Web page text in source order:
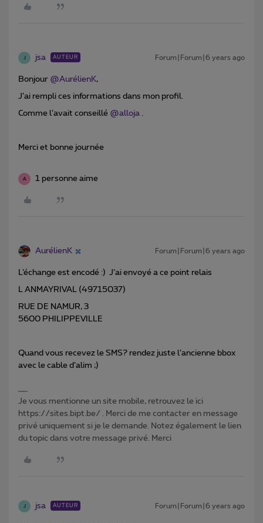
jsa AUTEUR Forum|Forum|6 years ago
Bonjour @AurélienK,
J’ai rempli ces informations dans mon profil.
Comme l’avait conseillé @alloja .
Merci et bonne journée
A 1 personne aime
AurélienK Forum|Forum|6 years ago
L’échange est encodé :) J’ai envoyé a ce point relais
L ANMAYRIVAL (49715037)
RUE DE NAMUR, 3
5600 PHILIPPEVILLE
Quand vous recevez le SMS? rendez juste l’ancienne bbox
avec le cable d’alim ;)
Je vous mentionne un site mobile, retrouvez le ici
https://sites.bipt.be/ . Merci de me contacter en message
privé uniquement si je le demande. Notez également le lien
du topic dans votre message privé. Merci
jsa AUTEUR Forum|Forum|6 years ago